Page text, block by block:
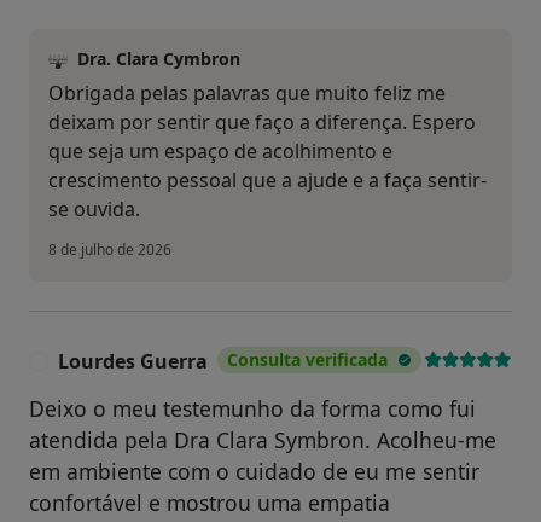
Dra. Clara Cymbron
Obrigada pelas palavras que muito feliz me
deixam por sentir que faço a diferença. Espero
que seja um espaço de acolhimento e
crescimento pessoal que a ajude e a faça sentir-
se ouvida.
8 de julho de 2026
Lourdes Guerra Consulta verificada
Deixo o meu testemunho da forma como fui
atendida pela Dra Clara Symbron. Acolheu-me
em ambiente com o cuidado de eu me sentir
confortável e mostrou uma empatia